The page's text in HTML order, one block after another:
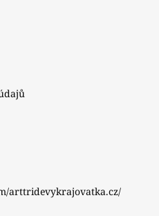
arttridevykrajovatka.cz/